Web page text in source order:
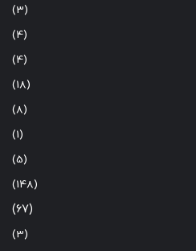
(3)
(4)
(4)
(18)
(8)
(1)
(5)
(148)
(67)
(3)